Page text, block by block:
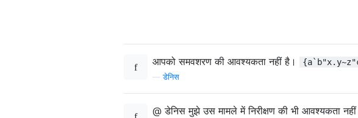
आपको समवशरण की आवश्यकता नहीं है।
—डेनिस
@ डेनिस मुझे उस मामले में निरीक्षण की भी आवश्यकता